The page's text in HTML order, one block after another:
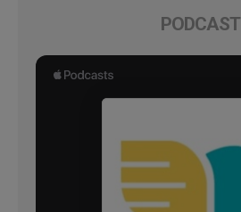
PODCAST